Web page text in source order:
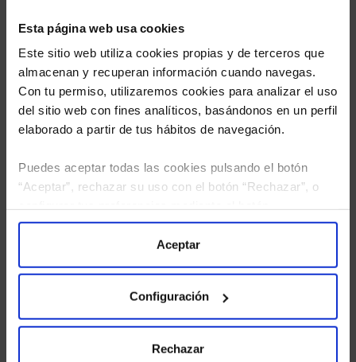
Esta página web usa cookies
Este sitio web utiliza cookies propias y de terceros que
almacenan y recuperan información cuando navegas.
Con tu permiso, utilizaremos cookies para analizar el uso
del sitio web con fines analíticos, basándonos en un perfil
elaborado a partir de tus hábitos de navegación.
Puedes aceptar todas las cookies pulsando el botón
“Aceptar”, rechazar su uso con el botón “Rechazar”, o
“Configuración”. Consulta nuestraPolítica
para más información.
Aceptar
Configuración
Rechazar
He leído
tratamiento de mis datos personales.